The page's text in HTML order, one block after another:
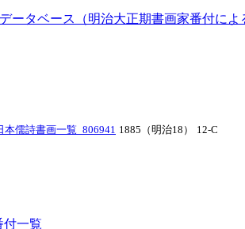
ータベース（明治大正期書画家番付によ
本儒詩書画一覧_806941 1885（明治18） 12-C
付一覧